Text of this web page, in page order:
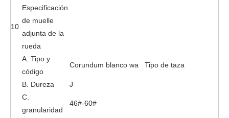
10
Especificación
de muelle
adjunta de la
rueda
A. Tipo y
código
Corundum blanco wa Tipo de taza
B. Dureza
J
C.
granularidad
46#-60#